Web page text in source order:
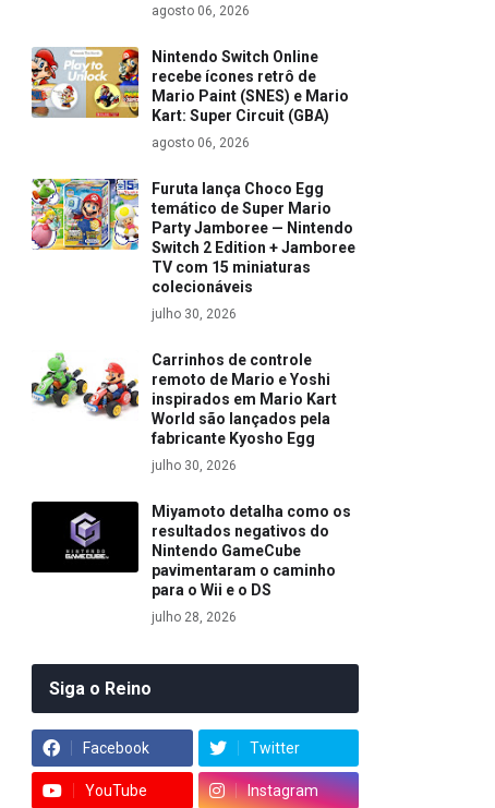
agosto 06, 2026
Nintendo Switch Online
recebe ícones retrô de
Mario Paint (SNES) e Mario
Kart: Super Circuit (GBA)
agosto 06, 2026
Furuta lança Choco Egg
temático de Super Mario
Party Jamboree — Nintendo
Switch 2 Edition + Jamboree
TV com 15 miniaturas
colecionáveis
julho 30, 2026
Carrinhos de controle
remoto de Mario e Yoshi
inspirados em Mario Kart
World são lançados pela
fabricante Kyosho Egg
julho 30, 2026
Miyamoto detalha como os
resultados negativos do
Nintendo GameCube
pavimentaram o caminho
para o Wii e o DS
julho 28, 2026
Siga o Reino
Facebook Twitter
YouTube Instagram